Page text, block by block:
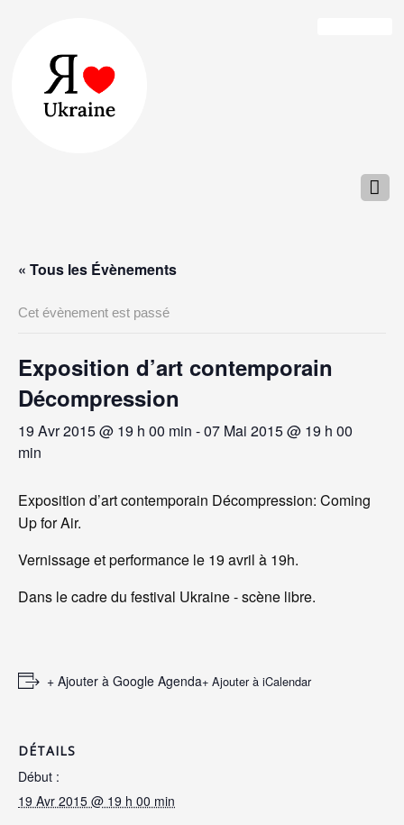
« Tous les Évènements
Cet évènement est passé
Exposition d’art contemporain
Décompression
19 Avr 2015 @ 19 h 00 min -07 Mai 2015 @ 19 h 00
min
Exposition d’art contemporain Décompression: Coming
Up for Air.
Vernissage et performance le 19 avril à 19h.
Dans le cadre du festival Ukraine - scène libre.
+ Ajouter à Google Agenda+ Ajouter à iCalendar
DÉTAILS
Début :
19 Avr 2015 @ 19 h 00 min